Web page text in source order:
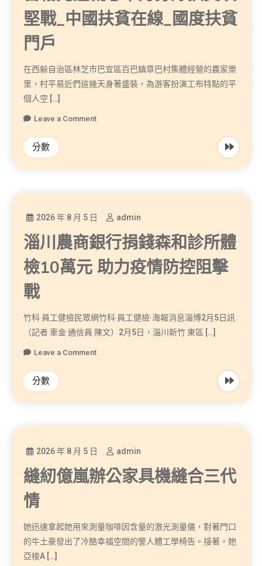
堅戰_中國扶貧在線_國度扶貧
門戶
在西躲自治區林芝市巴宜區百巴鎮章巴村集體經營的農家樂
里，村平易近們這幾天身著盛裝，為游客扮演工布特點的平
個人空 […]
Leave a Comment
分數
2026 年 8 月 5 日 admin
淄川農商銀行捐錢森和診所體
檢10萬元 助力疫情防控阻擊
戰
竹科 員工健檢民眾網竹科 員工健檢·海報消息淄博2月5日訊
（記者 車金 通信員 陳文）2月5日，淄川新竹 東區 […]
Leave a Comment
分數
2026 年 8 月 5 日 admin
縫紉億嵐辦公家具機縫合三代
情
她迅速拿起她用來測量咖啡因含量的激光測量儀，對著門口
的牛土豪發出了冷酷幸福空間的警人體工學椅告。接著，她
亞梭A […]